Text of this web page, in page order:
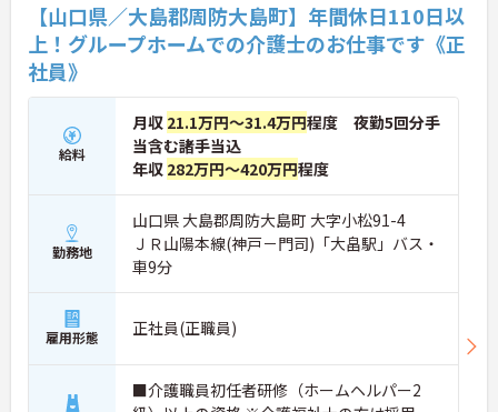
【山口県／大島郡周防大島町】年間休日110日以
上！グループホームでの介護士のお仕事です《正
社員》
給料
月収 21.1万円～31.4万円程度 夜勤5回分手
当含む諸手当込
年収 282万円～420万円程度
勤務地
山口県 大島郡周防大島町 大字小松91-4
ＪＲ山陽本線(神戸－門司)「大畠駅」バス・
車9分
雇用形態 正社員(正職員)
■介護職員初任者研修（ホームヘルパー2